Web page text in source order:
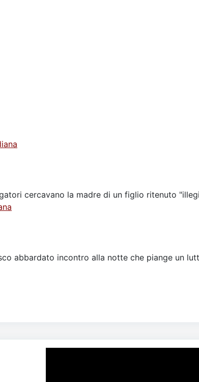
cercavano la madre di un figlio ritenuto
abbardato incontro alla notte che piange un